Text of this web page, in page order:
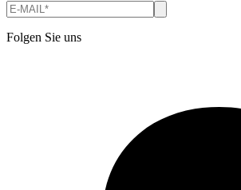
Folgen Sie uns